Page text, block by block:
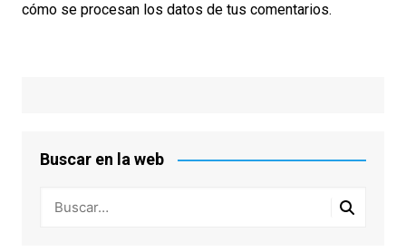
cómo se procesan los datos de tus comentarios.
Buscar en la web